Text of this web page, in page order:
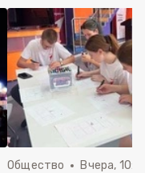
Общество Вчера,